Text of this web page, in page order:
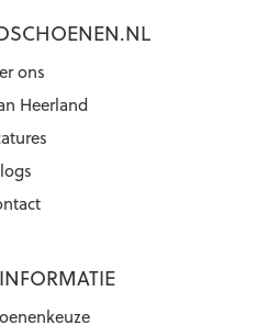
ons
Heerland